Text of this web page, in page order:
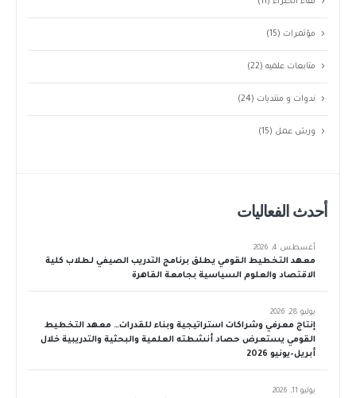
مؤتمرات (15)
متابعات علميه(22)
ندوات و منتديات (24)
ورش عمل (15)
أحدث الفعاليات
معهد التخطيط القومي يطلق برنامج التدريب الصيفي لطلاب كلية
الاقتصاد والعلوم السياسية بجامعة القاهرة
أغسطس 4, 2026
إنتاج معرفي وشراكات استراتيجية وبناء للقدرات… معهد التخطيط
القومي يستعرض حصاد أنشطته العلمية والبحثية والتدريبية خلال
أبريل–يونيو 2026
يوليو 28, 2026
يوليو 11, 2026